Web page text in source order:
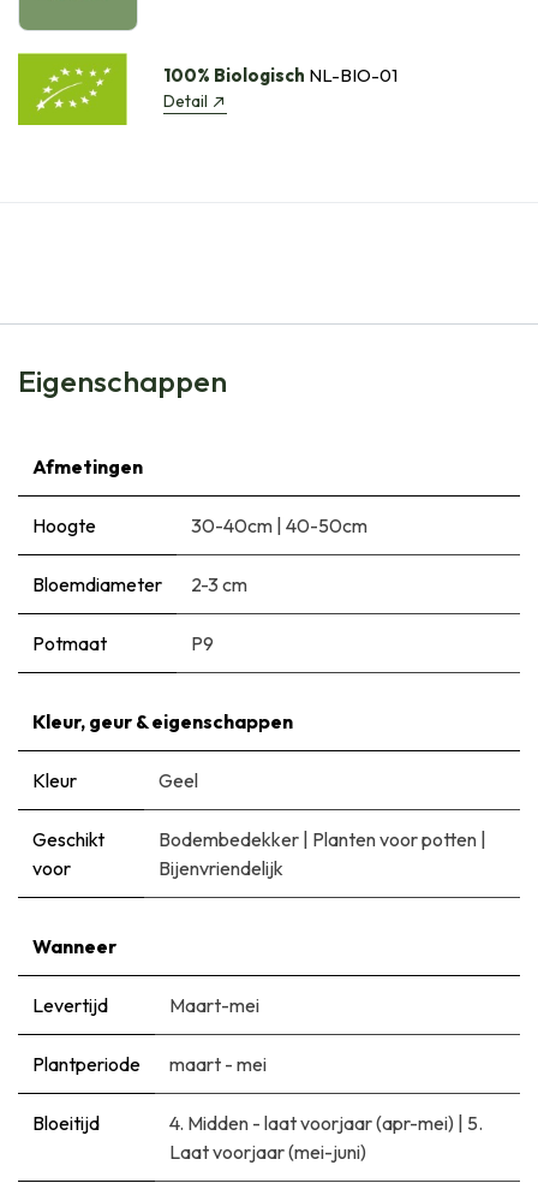
100% Biologisch NL-BIO-01
Detail
Eigenschappen
Afmetingen
Hoogte 30-40cm | 40-50cm
Bloemdiameter 2-3 cm
Potmaat P9
Kleur, geur & eigenschappen
Kleur Geel
Geschikt
voor
Bodembedekker | Planten voor potten |
Bijenvriendelijk
Wanneer
Levertijd Maart-mei
Plantperiode maart - mei
Bloeitijd ​4. Midden - laat voorjaar (apr-mei) | 5.
Laat voorjaar (mei-juni)